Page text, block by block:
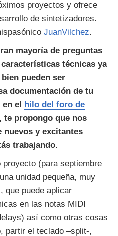
proyectos y ofrece
de sintetizadores.
JuanVilchez.
mayoría de preguntas
técnicas ya
pueden ser
documentación de tu
en el hilo del foro de
te propongo que nos
nuevos y excitantes
trabajando.
proyecto (para septiembre
unidad pequeña, muy
que puede aplicar
en las notas MIDI
así como otras cosas
partir el teclado –split-,